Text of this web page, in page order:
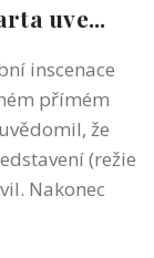
uve...
inscenace
přímém
že
(režie
Nakonec